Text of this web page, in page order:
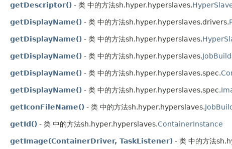
getDescriptor() - 类 中的方法sh.hyper.hyperslaves.
getDisplayName() - 类 中的方法sh.hyper.hyperslaves.drivers.
getDisplayName() - 类 中的方法sh.hyper.hyperslaves.
getDisplayName() - 类 中的方法sh.hyper.hyperslaves.
getDisplayName() - 类 中的方法sh.hyper.hyperslaves.spec.
getDisplayName() - 类 中的方法sh.hyper.hyperslaves.spec.
getIconFileName() - 类 中的方法sh.hyper.hyperslaves.
getId() - 类 中的方法sh.hyper.hyperslaves.ContainerInstance
getImage(ContainerDriver, TaskListener) - 类 中的方法